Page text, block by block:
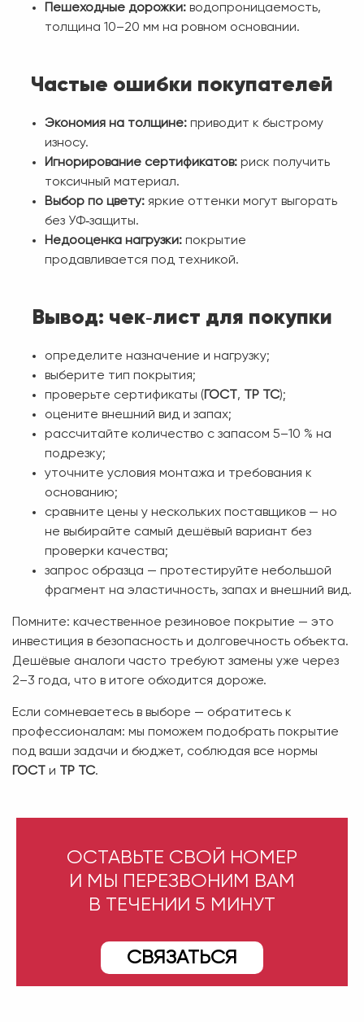
Пешеходные дорожки: водопроницаемость,
толщина 10–20 мм на ровном основании.
Частые ошибки покупателей
Экономия на толщине: приводит к быстрому
износу.
Игнорирование сертификатов: риск получить
токсичный материал.
Выбор по цвету: яркие оттенки могут выгорать
без УФ‑защиты.
Недооценка нагрузки: покрытие
продавливается под техникой.
Вывод: чек‑лист для покупки
определите назначение и нагрузку;
выберите тип покрытия;
проверьте сертификаты (ГОСТ, ТР ТС);
оцените внешний вид и запах;
рассчитайте количество с запасом 5–10 % на
подрезку;
уточните условия монтажа и требования к
основанию;
сравните цены у нескольких поставщиков — но
не выбирайте самый дешёвый вариант без
проверки качества;
запрос образца — протестируйте небольшой
фрагмент на эластичность, запах и внешний вид.
Помните: качественное резиновое покрытие — это
инвестиция в безопасность и долговечность объекта.
Дешёвые аналоги часто требуют замены уже через
2–3 года, что в итоге обходится дороже.
Если сомневаетесь в выборе — обратитесь к
профессионалам: мы поможем подобрать покрытие
под ваши задачи и бюджет, соблюдая все нормы
ГОСТ и ТР ТС.
ОСТАВЬТЕ СВОЙ НОМЕР
И МЫ ПЕРЕЗВОНИМ ВАМ
В ТЕЧЕНИИ 5 МИНУТ
СВЯЗАТЬСЯ